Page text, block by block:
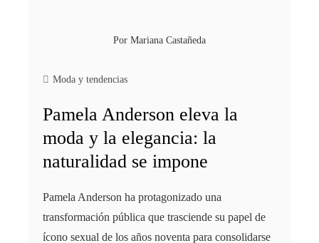
Por Mariana Castañeda
Moda y tendencias
Pamela Anderson eleva la
moda y la elegancia: la
naturalidad se impone
Pamela Anderson ha protagonizado una
transformación pública que trasciende su papel de
ícono sexual de los años noventa para consolidarse